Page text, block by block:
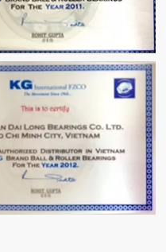
VÒNG BI / BẠC ĐẠN
CHÀ TRÒN 51106